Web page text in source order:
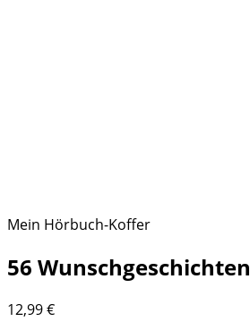
Mein Hörbuch-Koffer
56 Wunschgeschichten
12,99€